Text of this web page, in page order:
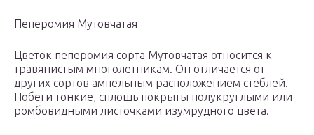
Пеперомия Мутовчатая
Цветок пеперомия сорта Мутовчатая относится к
травянистым многолетникам. Он отличается от
других сортов ампельным расположением стеблей.
Побеги тонкие, сплошь покрыты полукруглыми или
ромбовидными листочками изумрудного цвета.